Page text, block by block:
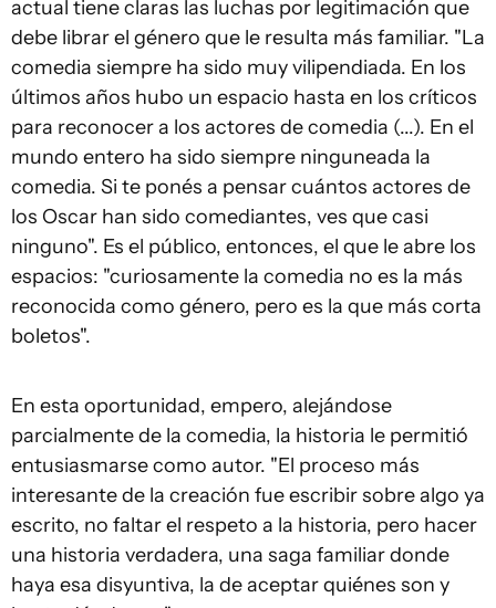
actual tiene claras las luchas por legitimación que
debe librar el género que le resulta más familiar. "La
comedia siempre ha sido muy vilipendiada. En los
últimos años hubo un espacio hasta en los críticos
para reconocer a los actores de comedia (...). En el
mundo entero ha sido siempre ninguneada la
comedia. Si te ponés a pensar cuántos actores de
los Oscar han sido comediantes, ves que casi
ninguno". Es el público, entonces, el que le abre los
espacios: "curiosamente la comedia no es la más
reconocida como género, pero es la que más corta
boletos".
En esta oportunidad, empero, alejándose
parcialmente de la comedia, la historia le permitió
entusiasmarse como autor. "El proceso más
interesante de la creación fue escribir sobre algo ya
escrito, no faltar el respeto a la historia, pero hacer
una historia verdadera, una saga familiar donde
haya esa disyuntiva, la de aceptar quiénes son y